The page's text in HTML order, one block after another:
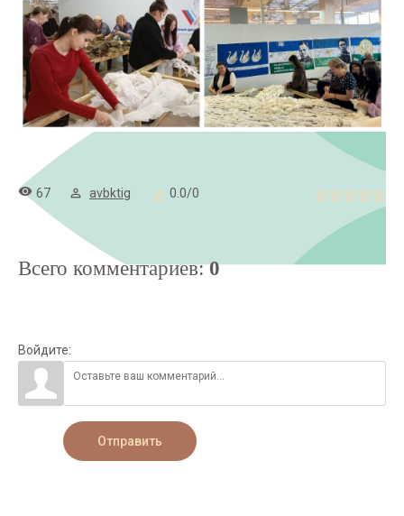
67 avbktig 0.0/0
Всего комментариев:0
Войдите:
Отправить